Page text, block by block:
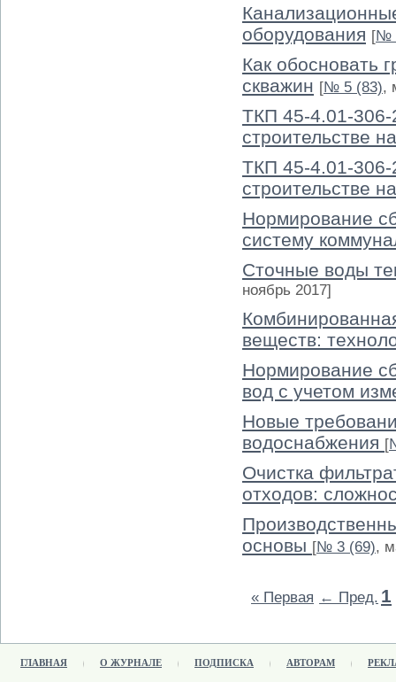
оборудования [№
Как обосновать
скважин [№ 5 (83),
ТКП 45-4.01-306-
строительстве
ТКП 45-4.01-306-
строительстве
Нормирование
систему
Сточные воды
ноябрь 2017]
веществ:
Нормирование
вод с учетом
Новые
водоснабжения [
Очистка
отходов:
основы [№ 3 (69),
« Первая ← Пред. 1
ГЛАВНАЯ О ЖУРНАЛЕ ПОДПИСКА АВТОРАМ